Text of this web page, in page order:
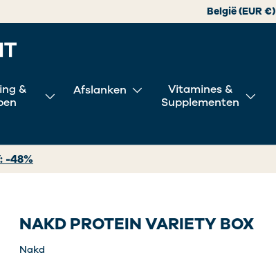
Land/Regio
België (EUR €)
&
Afslanken
Vitamines &
Supplementen
-48%
NAKD PROTEIN VARIETY BOX
Nakd